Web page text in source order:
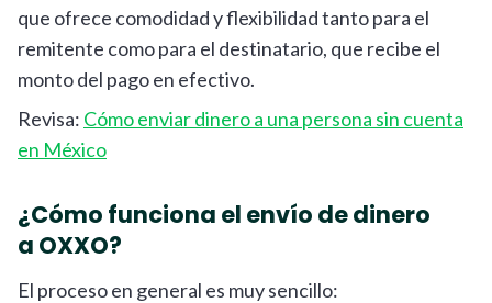
que ofrece comodidad y flexibilidad tanto para el
remitente como para el destinatario, que recibe el
monto del pago en efectivo.
Revisa: Cómo enviar dinero a una persona sin cuenta
en México
¿Cómo funciona el envío de dinero
a OXXO?
El proceso en general es muy sencillo: